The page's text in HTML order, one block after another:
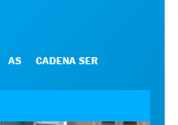
AS CADENA SER